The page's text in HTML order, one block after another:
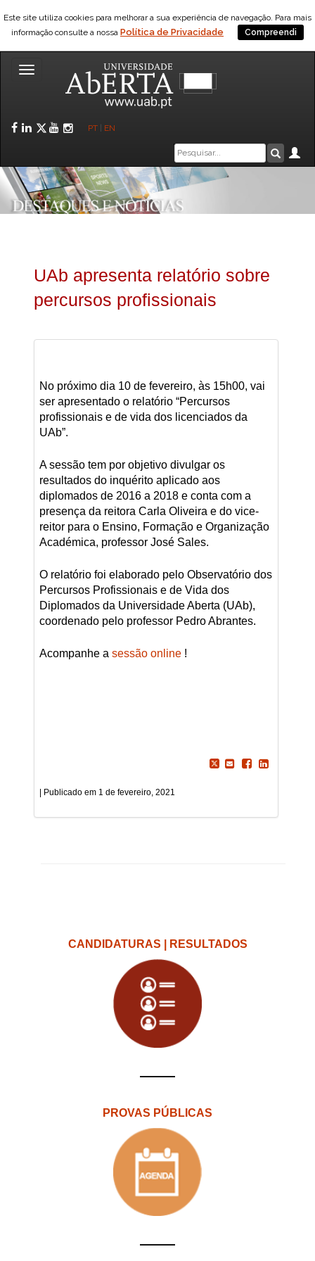
Este site utiliza cookies para melhorar a sua experiência de navegação. Para mais
informação consulte a nossa Política de Privacidade Compreendi
Toggle
Facebook
LinkedIn
Twitter
YouTube
Instagram
PT EN
Caixa
de
pesquisa
UAb apresenta relatório sobre
percursos profissionais
No próximo dia 10 de fevereiro, às 15h00, vai
ser apresentado o relatório “Percursos
profissionais e de vida dos licenciados da
UAb”.
A sessão tem por objetivo divulgar os
resultados do inquérito aplicado aos
diplomados de 2016 a 2018 e conta com a
presença da reitora Carla Oliveira e do vice-
reitor para o Ensino, Formação e Organização
Académica, professor José Sales.
O relatório foi elaborado pelo Observatório dos
Percursos Profissionais e de Vida dos
Diplomados da Universidade Aberta (UAb),
coordenado pelo professor Pedro Abrantes.
Acompanhe a sessão online!
1 de fevereiro, 2021
CANDIDATURAS | RESULTADOS
PROVAS PÚBLICAS